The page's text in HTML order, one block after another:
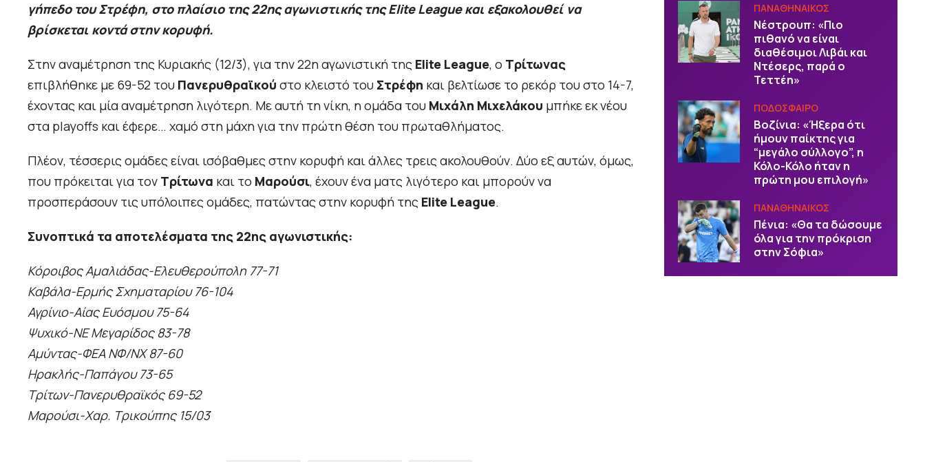
γήπεδο του Στρέφη, στο πλαίσιο της 22ης αγωνιστικής της Elite League και εξακολουθεί να
βρίσκεται κοντά στην κορυφή.
Στην αναμέτρηση της Κυριακής (12/3), για την 22η αγωνιστική της Elite League, ο Τρίτωνας
επιβλήθηκε με 69-52 του Πανερυθραϊκού στο κλειστό του Στρέφη και βελτίωσε το ρεκόρ του στο 14-7,
έχοντας και μία αναμέτρηση λιγότερη. Με αυτή τη νίκη, η ομάδα του Μιχάλη Μιχελάκου μπήκε εκ νέου
στα playoffs και έφερε… χαμό στη μάχη για την πρώτη θέση του πρωταθλήματος.
Πλέον, τέσσερις ομάδες είναι ισόβαθμες στην κορυφή και άλλες τρεις ακολουθούν. Δύο εξ αυτών, όμως,
που πρόκειται για τον Τρίτωνα και το Μαρούσι, έχουν ένα ματς λιγότερο και μπορούν να
προσπεράσουν τις υπόλοιπες ομάδες, πατώντας στην κορυφή της Elite League.
Συνοπτικά τα αποτελέσματα της 22ης αγωνιστικής:
Κόροιβος Αμαλιάδας-Ελευθερούπολη 77-71
Καβάλα-Ερμής Σχηματαρίου 76-104
Αγρίνιο-Αίας Ευόσμου 75-64
Ψυχικό-ΝΕ Μεγαρίδος 83-78
Αμύντας-ΦΕΑ ΝΦ/ΝΧ 87-60
Ηρακλής-Παπάγου 73-65
Τρίτων-Πανερυθραϊκός 69-52
Μαρούσι-Χαρ. Τρικούπης 15/03
ΠΑΝΑΘΗΝΑΙΚΟΣ
Νέστρουπ: «Πιο
πιθανό να είναι
διαθέσιμοι Λιβάι και
Ντέσερς, παρά ο
Τεττέη»
ΠΟΔΟΣΦΑΙΡΟ
Βοζίνια: «Ήξερα ότι
ήμουν παίκτης για
“μεγάλο σύλλογο”, η
Κόλο-Κόλο ήταν η
πρώτη μου επιλογή»
ΠΑΝΑΘΗΝΑΙΚΟΣ
Πένια: «Θα τα δώσουμε
όλα για την πρόκριση
στην Σόφια»